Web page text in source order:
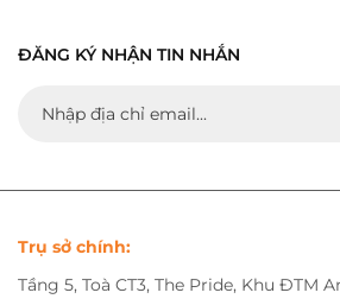
ĐĂNG KÝ NHẬN TIN NHẮN
Trụ sở chính:
Tầng 5, Toà CT3, The Pride, Khu ĐTM